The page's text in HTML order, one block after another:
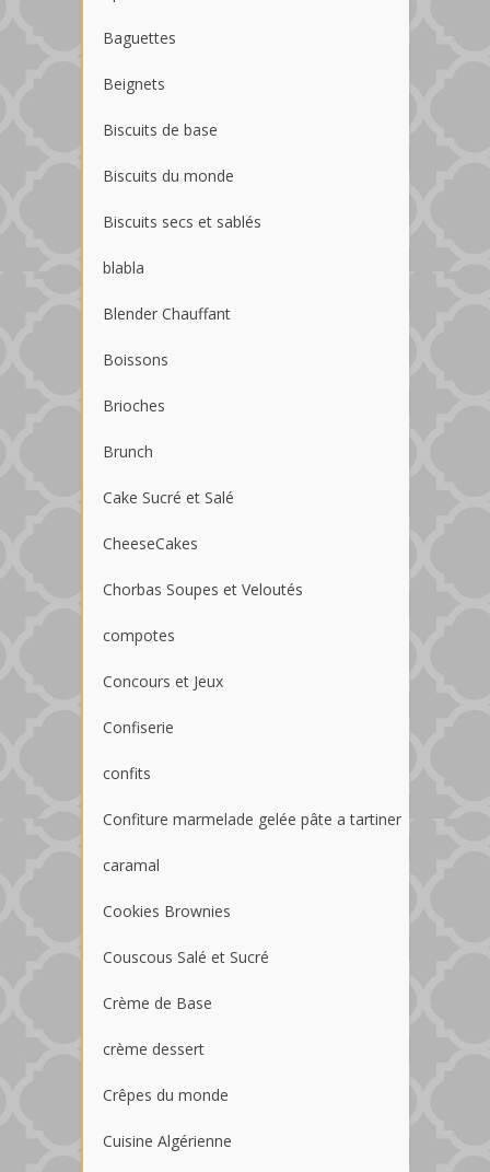
Baguettes
Beignets
Biscuits de base
Biscuits du monde
Biscuits secs et sablés
blabla
Blender Chauffant
Boissons
Brioches
Brunch
Cake Sucré et Salé
CheeseCakes
Chorbas Soupes et Veloutés
compotes
Concours et Jeux
Confiserie
confits
Confiture marmelade gelée pâte a tartiner
caramal
Cookies Brownies
Couscous Salé et Sucré
Crème de Base
crème dessert
Crêpes du monde
Cuisine Algérienne